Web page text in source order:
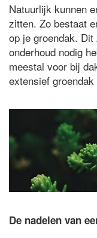
Natuurlijk kunnen
zitten. Zo bestaat
op je groendak.
onderhoud nodig
meestal voor bij
extensief
De nadelen van